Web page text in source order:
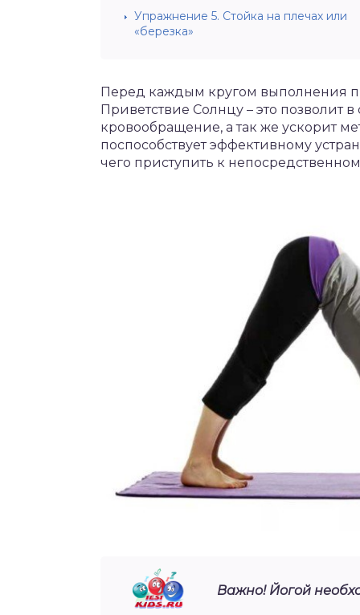
Упражнение 5. Стойка на плечах или
«березка»
Перед каждым кругом выполнения
Приветствие Солнцу – это позволит
кровообращение, а так же ускорит
поспособствует эффективному
чего приступить к
Важно! Йогой